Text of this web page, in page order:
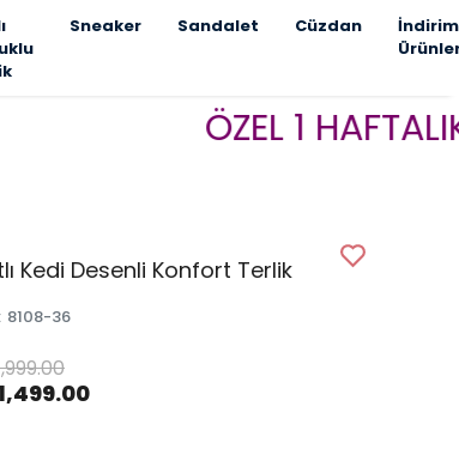
Sneaker Sandalet Cüzdan
ÖZEL 1 HAFTALIK
Kedi Desenli Konfort Terlik
: 8108-36